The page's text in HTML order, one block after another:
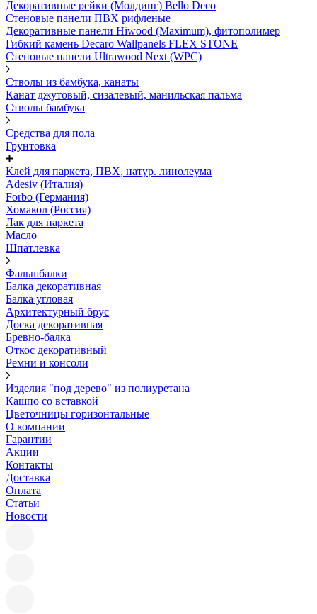
Декоративные рейки (Молдинг) Bello Deco
Стеновые панели ПВХ рифленые
Декоративные панели Hiwood (Maximum), фитополимер
Гибкий камень Decaro Wallpanels FLEX STONE
Стеновые панели Ultrawood Next (WPC)
Стволы из бамбука, канаты
Канат джутовый, сизалевый, манильская пальма
Стволы бамбука
Средства для пола
Грунтовка
Клей для паркета, ПВХ, натур. линолеума
Adesiv (Италия)
Forbo (Германия)
Хомакол (Россия)
Лак для паркета
Масло
Шпатлевка
Фальшбалки
Балка декоративная
Балка угловая
Архитектурный брус
Доска декоративная
Бревно-балка
Откос декоративный
Ремни и консоли
Изделия "под дерево" из полиуретана
Кашпо со вставкой
Цветочницы горизонтальные
О компании
Гарантии
Акции
Контакты
Доставка
Оплата
Статьи
Новости